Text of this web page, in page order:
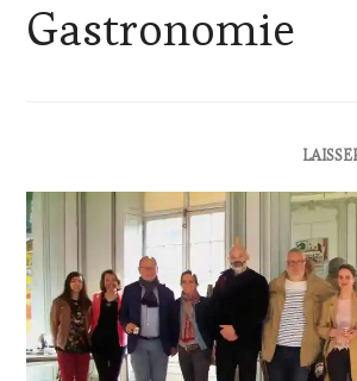
Gastronomie
:
WINE
TASTING
VOUCHER,
DOMAINE
VITICOLE,
ADHÉRENT,
VIN